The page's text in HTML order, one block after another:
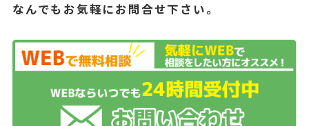
なんでもお気軽にお問合せ下さい。